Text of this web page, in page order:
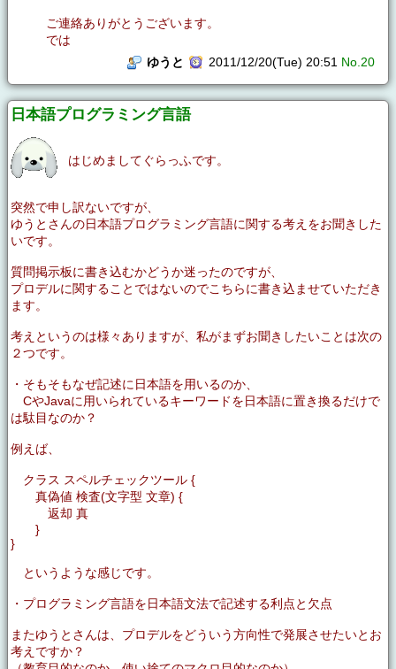
ご連絡ありがとうございます。
では
ゆうと
2011/12/20(Tue) 20:51 No.20
日本語プログラミング言語
はじめましてぐらっふです。
突然で申し訳ないですが、
ゆうとさんの日本語プログラミング言語に関する考えをお聞きした
いです。
質問掲示板に書き込むかどうか迷ったのですが、
プロデルに関することではないのでこちらに書き込ませていただき
ます。
考えというのは様々ありますが、私がまずお聞きしたいことは次の
２つです。
・そもそもなぜ記述に日本語を用いるのか、
CやJavaに用いられているキーワードを日本語に置き換るだけで
は駄目なのか？
例えば、
クラス スペルチェックツール {
真偽値 検査(文字型 文章) {
返却 真
}
}
というような感じです。
・プログラミング言語を日本語文法で記述する利点と欠点
またゆうとさんは、プロデルをどういう方向性で発展させたいとお
考えですか？